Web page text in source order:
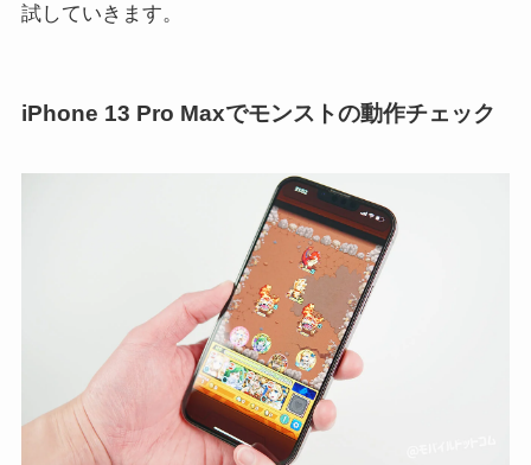
試していきます。
iPhone 13 Pro Maxでモンストの動作チェック